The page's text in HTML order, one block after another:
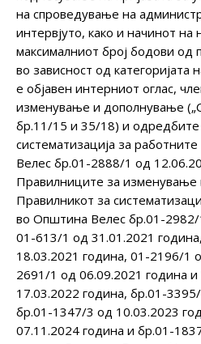
на спроведување на
интервјуто, како и начинот
максималниот број бодови од
во зависност од категоријата
е објавен интерниот оглас,
изменување и дополнување
бр.11/15 и 35/18) и
систематизација за
Велес бр.01-2888/1 од
Правилниците за
Правилникот за
во Општина Велес бр.01-
01-613/1 од 31.01.2021
18.03.2021 година, 01-2196/1
2691/1 од 06.09.2021 година
17.03.2022 година, бр.01-
бр.01-1347/3 од 10.03.2023
07.11.2024 година и бр.01-